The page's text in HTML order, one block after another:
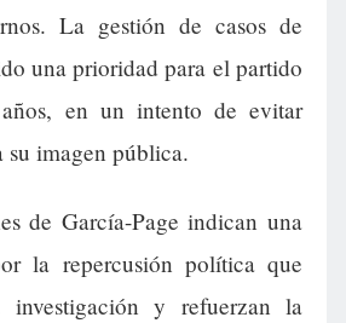
La gestión de casos de
una prioridad para el partido
en un intento de evitar
su imagen pública.
de García-Page indican una
la repercusión política que
investigación y refuerzan la